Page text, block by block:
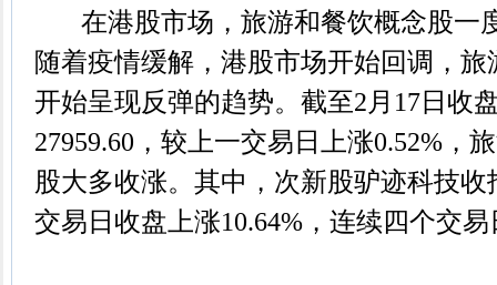
在港股市场，旅游和餐饮概念股一
随着疫情缓解，港股市场开始回调，
开始呈现反弹的趋势。截至2月17日收
27959.60，较上一交易日上涨0.52%，
股大多收涨。其中，次新股驴迹科技收
交易日收盘上涨10.64%，连续四个交